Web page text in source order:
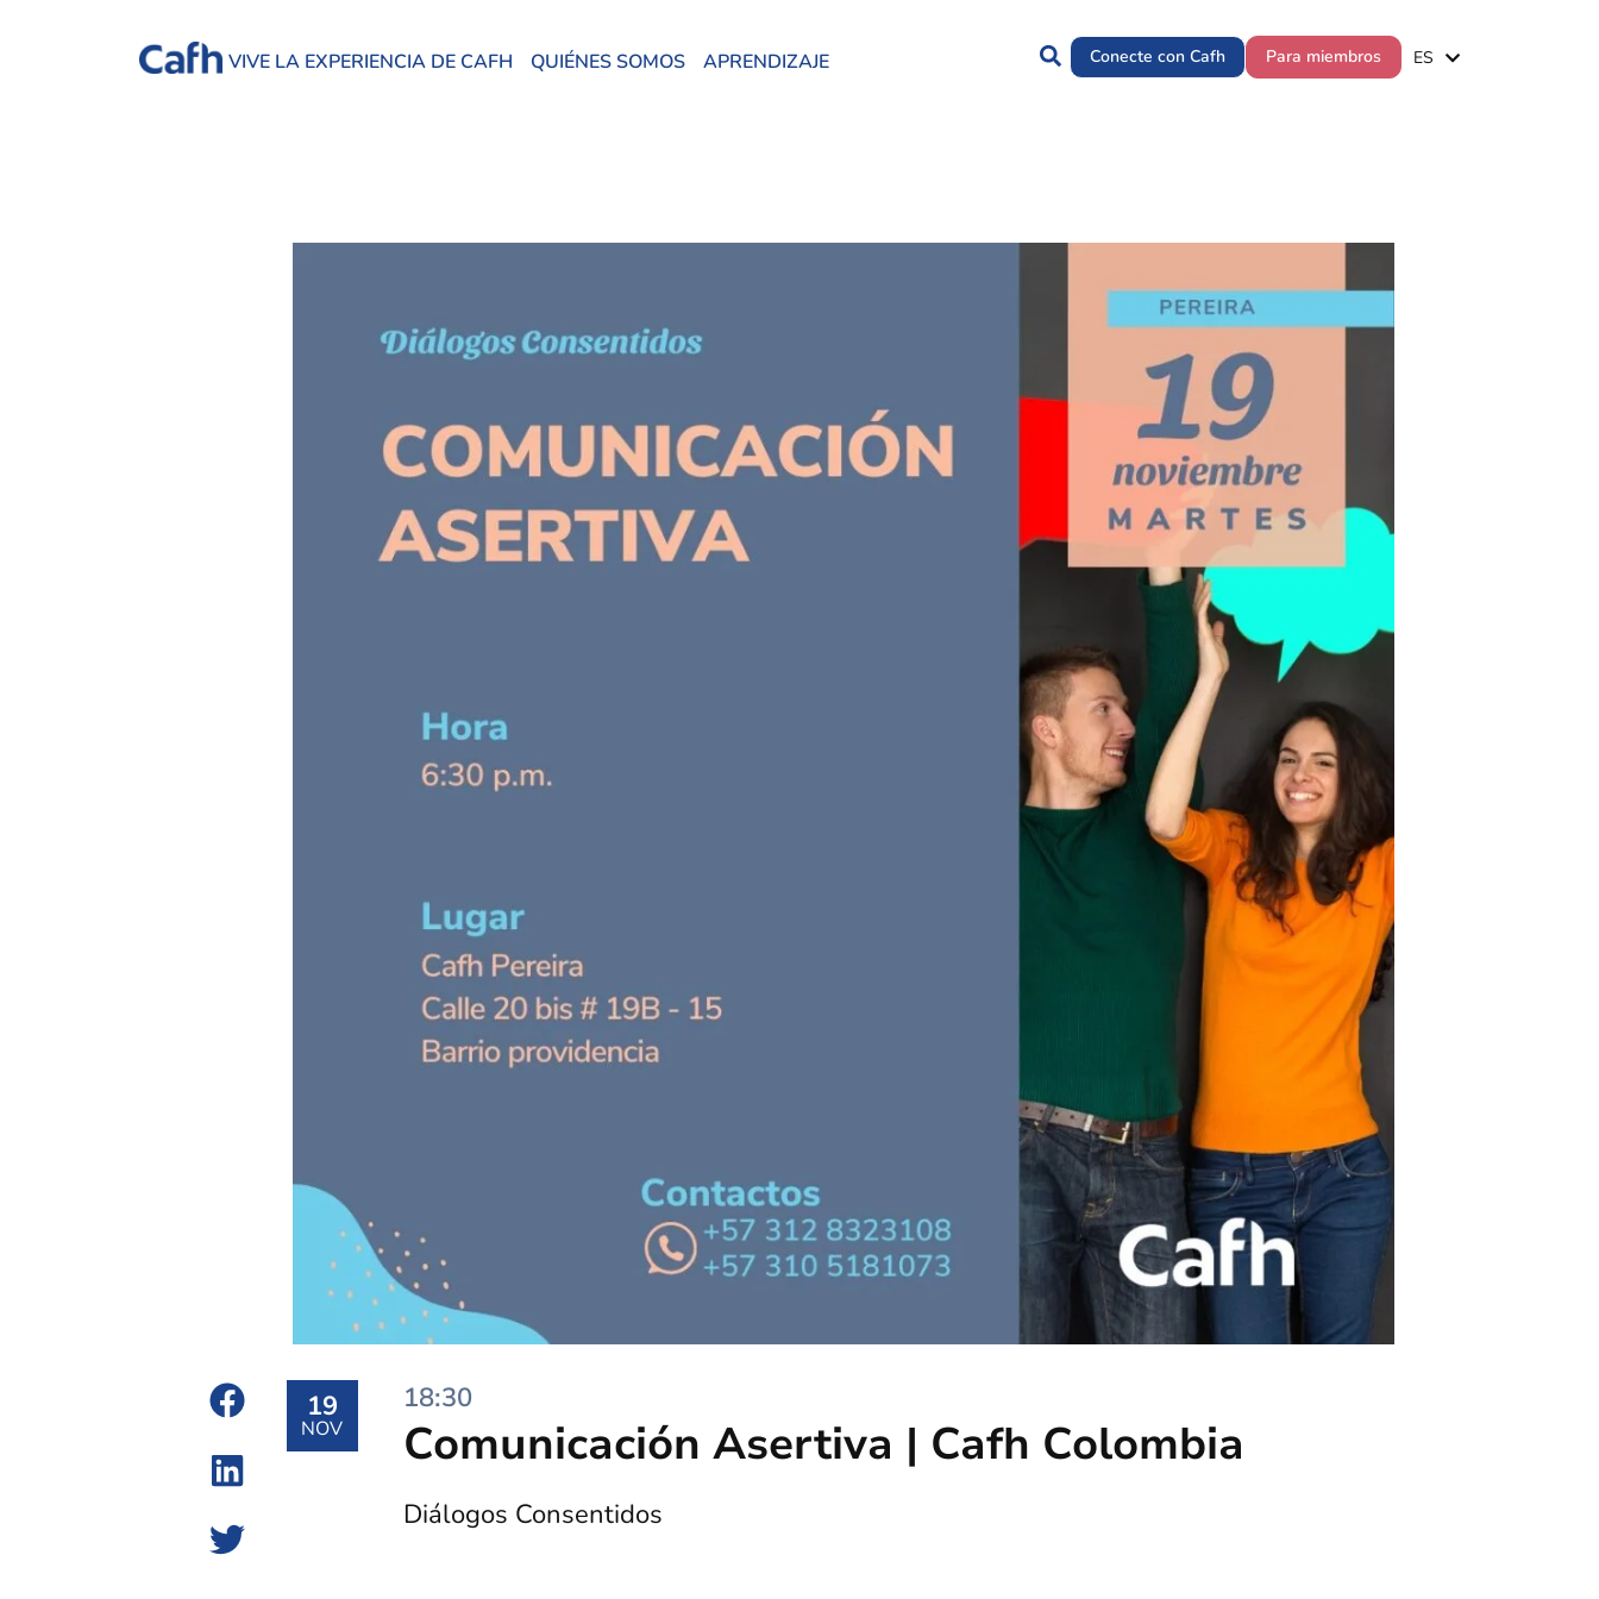
VIVE LA EXPERIENCIA DE CAFH QUIÉNES SOMOS APRENDIZAJE Conecte con Cafh Para miembros ES
PT
19
NOV
18:30
Comunicación Asertiva | Cafh Colombia
Diálogos Consentidos